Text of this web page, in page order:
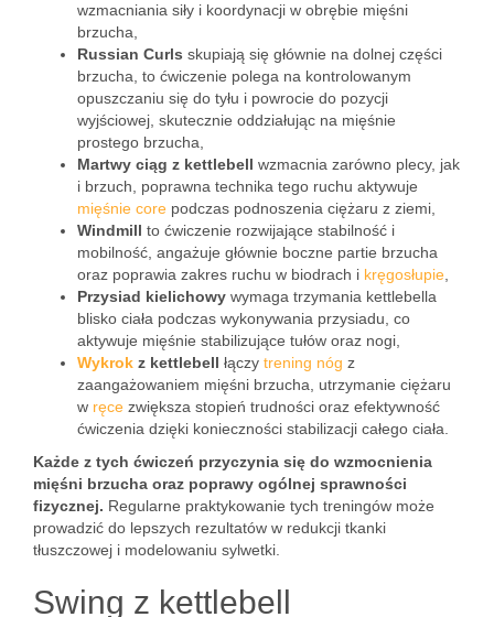
wzmacniania siły i koordynacji w obrębie mięśni
brzucha,
Russian Curls skupiają się głównie na dolnej części
brzucha, to ćwiczenie polega na kontrolowanym
opuszczaniu się do tyłu i powrocie do pozycji
wyjściowej, skutecznie oddziałując na mięśnie
prostego brzucha,
Martwy ciąg z kettlebell wzmacnia zarówno plecy, jak
i brzuch, poprawna technika tego ruchu aktywuje
mięśnie core podczas podnoszenia ciężaru z ziemi,
Windmill to ćwiczenie rozwijające stabilność i
mobilność, angażuje głównie boczne partie brzucha
oraz poprawia zakres ruchu w biodrach i kręgosłupie
Przysiad kielichowy wymaga trzymania kettlebella
blisko ciała podczas wykonywania przysiadu, co
aktywuje mięśnie stabilizujące tułów oraz nogi,
Wykrok z kettlebell łączy trening nóg z
zaangażowaniem mięśni brzucha, utrzymanie ciężaru
w ręce zwiększa stopień trudności oraz efektywność
ćwiczenia dzięki konieczności stabilizacji całego ciała.
Każde z tych ćwiczeń przyczynia się do wzmocnienia
mięśni brzucha oraz poprawy ogólnej sprawności
fizycznej. Regularne praktykowanie tych treningów może
prowadzić do lepszych rezultatów w redukcji tkanki
tłuszczowej i modelowaniu sylwetki.
Swing z kettlebell